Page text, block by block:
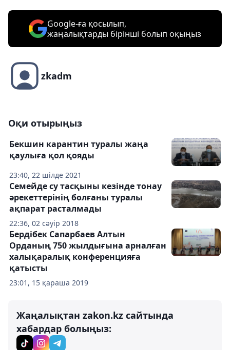
Google-ға қосылып,
жаңалықтарды бірінші болып оқыңыз
zkadm
Оқи отырыңыз
23:40, 22 шілде 2021
Бекшин карантин туралы жаңа
қаулыға қол қояды
22:36, 02 сәуір 2018
Семейде су тасқыны кезінде тонау
әрекеттерінің болғаны туралы
ақпарат расталмады
23:01, 15 қараша 2019
Бердібек Сапарбаев Алтын
Орданың 750 жылдығына арналған
халықаралық конференцияға
қатысты
Жаңалықтан zakon.kz сайтында
хабардар болыңыз: